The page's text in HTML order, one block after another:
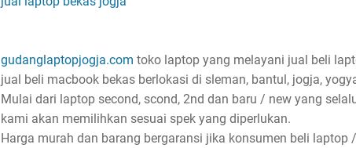
gudanglaptopjogja.com toko laptop yang melayani jual beli
jual beli macbook bekas berlokasi di sleman, bantul, jogja,
Mulai dari laptop second, scond, 2nd dan baru / new yang
kami akan memilihkan sesuai spek yang diperlukan.
Harga murah dan barang bergaransi jika konsumen beli